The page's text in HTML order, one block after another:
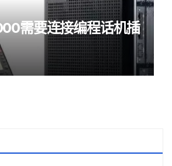
需要连接编程话机插